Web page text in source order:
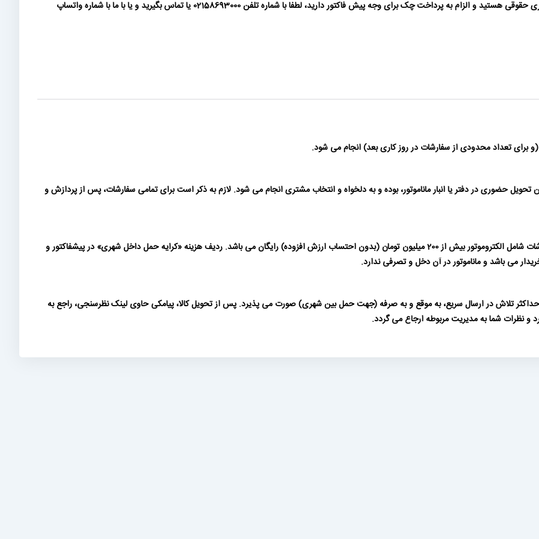
پرداخت بصورت چک فعلا در سایت فعال نمی باشد. در صورتی که مشتری حقوقی هستید و الزام به پرداخت چک برای وجه پیش فاکتور دارید، لطفا با شماره تلفن 02158693000 یا تماس بگیرید و یا با ما با شماره واتساپ
حضوری در دفتر یا انبار ماناموتور، بوده و به دلخواه و انتخاب مشتری انجام می شود. لازم به ذکر است برای تمامی سفارشات، پس از پردازش و
حمل داخل شهری برای سفارشات بیش از 50 میلیون تومان و برای سفارشات شامل الکتروموتور بیش از 200 میلیون تومان (بدون احتساب ارزش افزوده) رایگان می باشد. ردیف هزینه «كرايه حمل داخل شهری» در پیشفاکتور و
می باشد و ماناموتور در آن دخل و تصرفی ندارد.
حداکثر تلاش در ارسال سریع، به موقع و به صرفه (جهت حمل بین شهری) صورت می پذیرد. پس از تحویل کالا، پیامکی حاوی لینک نظرسنجی، راجع به
و نظرات شما به مدیریت مربوطه ارجاع می گردد.